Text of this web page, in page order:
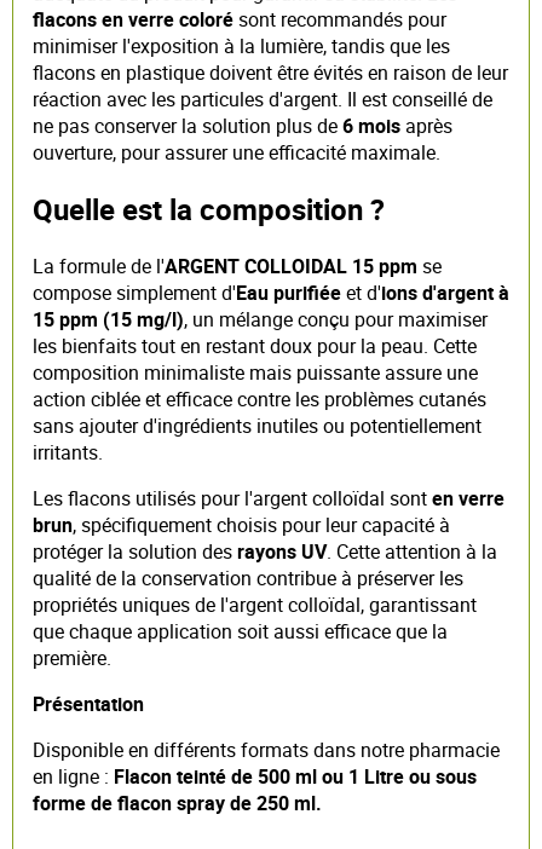
flacons en verre colorésont recommandés pour
minimiser l'exposition à la lumière, tandis que les
flacons en plastique doivent être évités en raison de leur
réaction avec les particules d'argent. Il est conseillé de
ne pas conserver la solution plus de6 mois après
ouverture, pour assurer une efficacité maximale.
Quelle est la composition ?
La formule de l'ARGENT COLLOIDAL 15 ppm se
compose simplement d'Eau purifiéeet d'ions d'argent à
15 ppm (15 mg/l), un mélange conçu pour maximiser
les bienfaits tout en restant doux pour la peau. Cette
composition minimaliste mais puissante assure une
action ciblée et efficace contre les problèmes cutanés
sans ajouter d'ingrédients inutiles ou potentiellement
irritants.
Les flacons utilisés pour l'argent colloïdal sonten verre
brun, spécifiquement choisis pour leur capacité à
protéger la solution desrayons UV. Cette attention à la
qualité de la conservation contribue à préserver les
propriétés uniques de l'argent colloïdal, garantissant
que chaque application soit aussi efficace que la
première.
Présentation
Disponible en différents formats dans notre pharmacie
en ligne : Flacon teinté de 500 ml ou 1 Litre ou sous
forme de flacon spray de 250 ml.